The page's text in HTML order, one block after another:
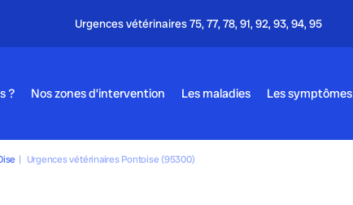
? Nos zones d’intervention Les maladies Les symptômes
| Urgences vétérinaires Pontoise (95300)